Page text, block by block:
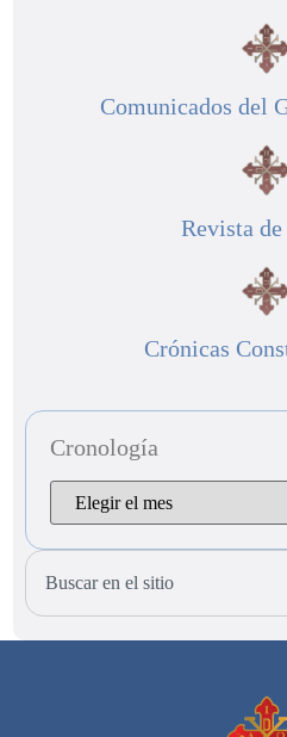
Comunicados del
Revista de
Crónicas
Cronología